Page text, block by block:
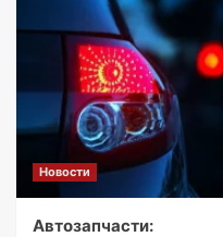
Новости
Автозапчасти: